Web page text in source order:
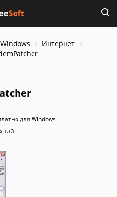
Windows
Интернет
для Windows